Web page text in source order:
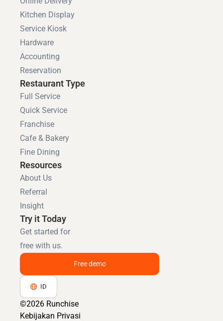
Kitchen Display
Service Kiosk
Hardware
Accounting
Reservation
Restaurant Type
Full Service
Quick Service
Franchise
Cafe & Bakery
Fine Dining
Resources
About Us
Referral
Insight
Try it Today
Get started for
free with us.
Free demo
ID
©2026 Runchise
Kebijakan Privasi